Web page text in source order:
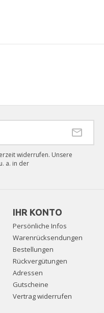
widerrufen. Unsere
a. in der
IHR KONTO
Persönliche Infos
Warenrücksendungen
Bestellungen
Rückvergütungen
Adressen
Gutscheine
Vertrag widerrufen